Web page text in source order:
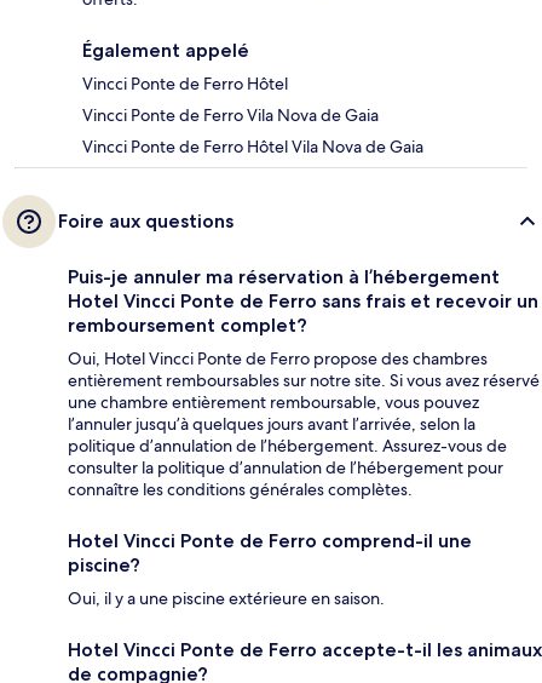
Également appelé
Vincci Ponte de Ferro Hôtel
Vincci Ponte de Ferro Vila Nova de Gaia
Vincci Ponte de Ferro Hôtel Vila Nova de Gaia
Foire aux questions
Puis-je annuler ma réservation à l’hébergement
Hotel Vincci Ponte de Ferro sans frais et recevoir un
remboursement complet?
Oui, Hotel Vincci Ponte de Ferro propose des chambres
entièrement remboursables sur notre site. Si vous avez réservé
une chambre entièrement remboursable, vous pouvez
l’annuler jusqu’à quelques jours avant l’arrivée, selon la
politique d’annulation de l’hébergement. Assurez-vous de
consulter la politique d’annulation de l’hébergement pour
connaître les conditions générales complètes.
Hotel Vincci Ponte de Ferro comprend-il une
piscine?
Oui, il y a une piscine extérieure en saison.
Hotel Vincci Ponte de Ferro accepte-t-il les animaux
de compagnie?